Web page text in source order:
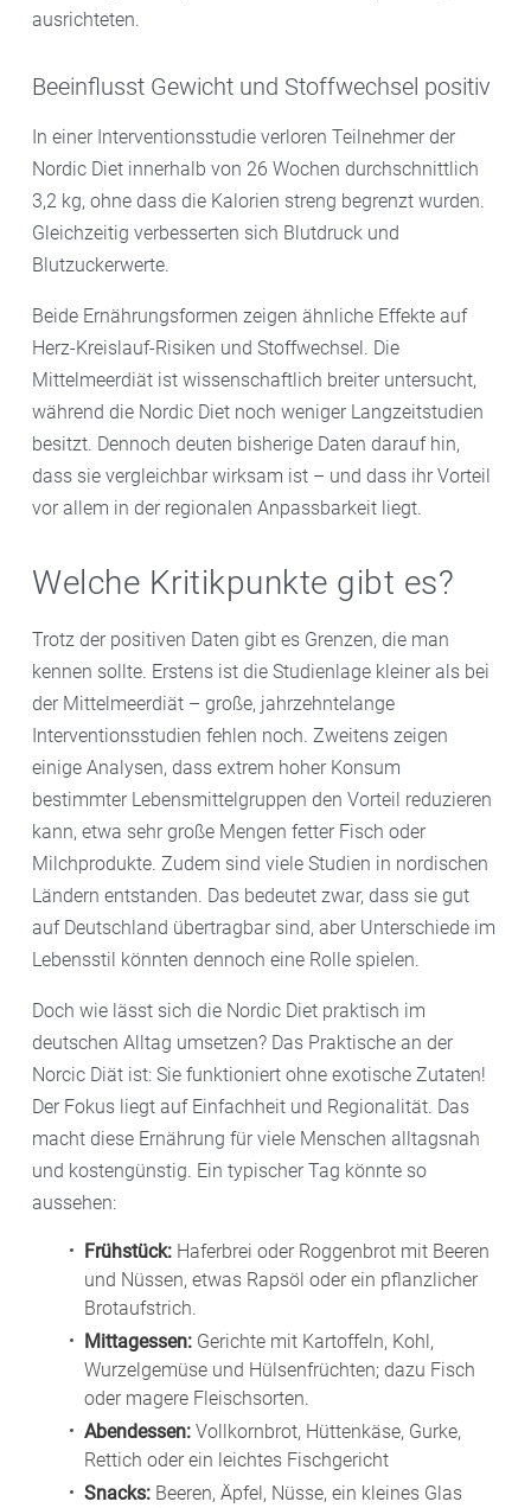
ausrichteten.
Beeinflusst Gewicht und Stoffwechsel positiv
In einer Interventionsstudie verloren Teilnehmer der
Nordic Diet innerhalb von 26 Wochen durchschnittlich
3,2 kg, ohne dass die Kalorien streng begrenzt wurden.
Gleichzeitig verbesserten sich Blutdruck und
Blutzuckerwerte.
Beide Ernährungsformen zeigen ähnliche Effekte auf
Herz-Kreislauf-Risiken und Stoffwechsel. Die
Mittelmeerdiät ist wissenschaftlich breiter untersucht,
während die Nordic Diet noch weniger Langzeitstudien
besitzt. Dennoch deuten bisherige Daten darauf hin,
dass sie vergleichbar wirksam ist – und dass ihr Vorteil
vor allem in der regionalen Anpassbarkeit liegt.
Welche Kritikpunkte gibt es?
Trotz der positiven Daten gibt es Grenzen, die man
kennen sollte. Erstens ist die Studienlage kleiner als bei
der Mittelmeerdiät – große, jahrzehntelange
Interventionsstudien fehlen noch. Zweitens zeigen
einige Analysen, dass extrem hoher Konsum
bestimmter Lebensmittelgruppen den Vorteil reduzieren
kann, etwa sehr große Mengen fetter Fisch oder
Milchprodukte. Zudem sind viele Studien in nordischen
Ländern entstanden. Das bedeutet zwar, dass sie gut
auf Deutschland übertragbar sind, aber Unterschiede im
Lebensstil könnten dennoch eine Rolle spielen.
Doch wie lässt sich die Nordic Diet praktisch im
deutschen Alltag umsetzen? Das Praktische an der
Norcic Diät ist: Sie funktioniert ohne exotische Zutaten!
Der Fokus liegt auf Einfachheit und Regionalität. Das
macht diese Ernährung für viele Menschen alltagsnah
und kostengünstig. Ein typischer Tag könnte so
aussehen:
Frühstück: Haferbrei oder Roggenbrot mit Beeren
und Nüssen, etwas Rapsöl oder ein pflanzlicher
Brotaufstrich.
Mittagessen: Gerichte mit Kartoffeln, Kohl,
Wurzelgemüse und Hülsenfrüchten; dazu Fisch
oder magere Fleischsorten.
Abendessen: Vollkornbrot, Hüttenkäse, Gurke,
Rettich oder ein leichtes Fischgericht
Snacks: Beeren, Äpfel, Nüsse, ein kleines Glas